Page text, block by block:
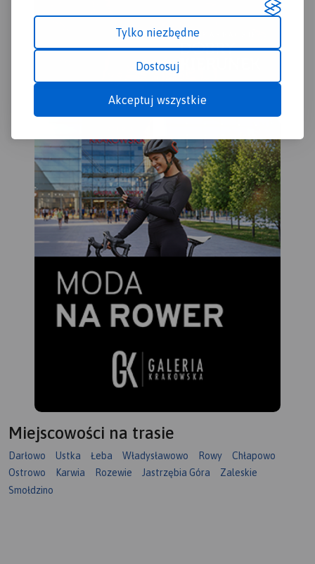
Tylko niezbędne
Dostosuj
Akceptuj wszystkie
Miejscowości na trasie
Darłowo Ustka Łeba Władysławowo Rowy
Chłapowo
Ostrowo
Karwia Rozewie Jastrzębia Góra
Zaleskie
Smołdzino